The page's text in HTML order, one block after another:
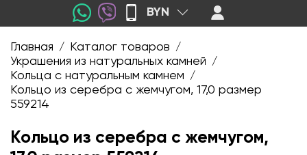
BYN
Главная / Каталог товаров /
Украшения из натуральных камней /
Кольца с натуральным камнем /
Кольцо из серебра с жемчугом, 17,0 размер
559214
Кольцо из серебра с жемчугом,